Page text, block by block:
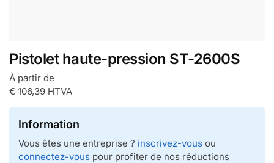
Pistolet haute-pression ST-2600S
À partir de
€ 106,39 HTVA
Information
Vous êtes une entreprise ? inscrivez-vous ou
connectez-vous pour profiter de nos réductions